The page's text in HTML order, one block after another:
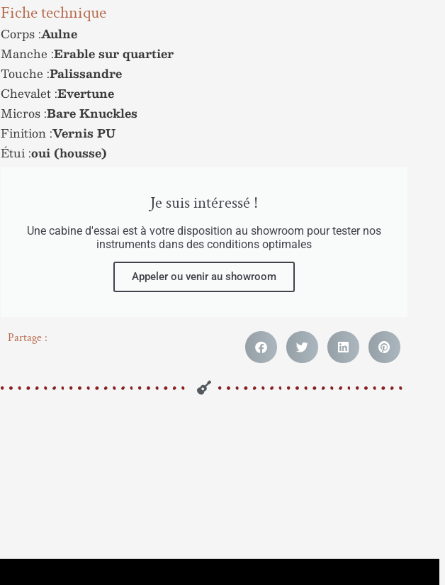
Fiche technique
Corps :Aulne
Manche :Erable sur quartier
Touche :Palissandre
Chevalet :Evertune
Micros :Bare Knuckles
Finition :Vernis PU
Étui :oui (housse)
Je suis intéressé !
Une cabine d'essai est à votre disposition au showroom pour tester nos
instruments dans des conditions optimales
Appeler ou venir au showroom
Partage :